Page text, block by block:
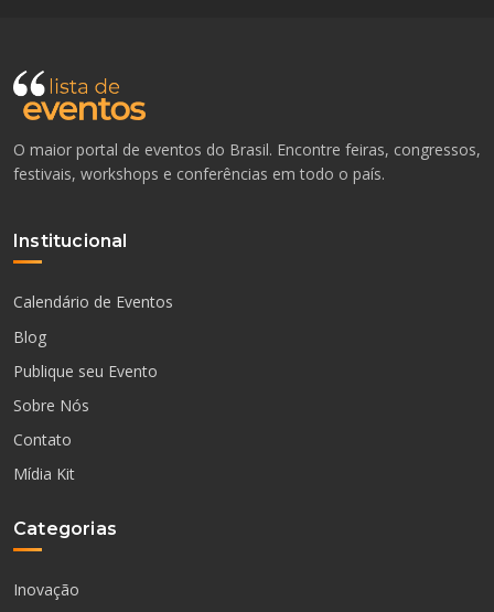
O maior portal de eventos do Brasil. Encontre feiras, congressos,
festivais, workshops e conferências em todo o país.
Institucional
Calendário de Eventos
Blog
Publique seu Evento
Sobre Nós
Contato
Mídia Kit
Categorias
Inovação